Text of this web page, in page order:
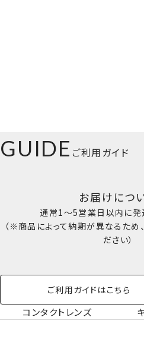
GUIDE ご利用ガイド
お届けにつ
通常1～5営業日以内に発
（※商品によって納期が異なるため
ださい）
ご利用ガイドはこちら
コンタクトレンズ